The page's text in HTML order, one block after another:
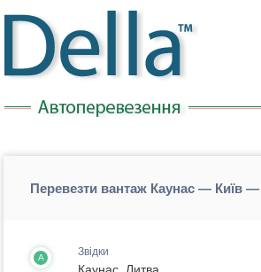
Перевезти вантаж Каунас — Київ
A Звідки